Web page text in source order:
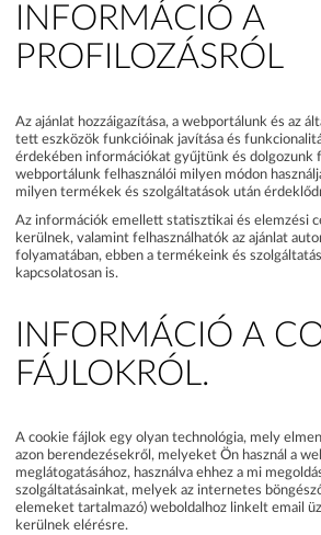
INFORMÁCIÓ A
PROFILOZÁSRÓL
Az ajánlat hozzáigazítása, a webportálunk és az
tett eszközök funkcióinak javítása és
érdekében információkat gyűjtünk és dolgozunk
webportálunk felhasználói milyen módon
milyen termékek és szolgáltatások után
Az információk emellett statisztikai és elemzési
kerülnek, valamint felhasználhatók az ajánlat
folyamatában, ebben a termékeink és
kapcsolatosan is.
INFORMÁCIÓ A
FÁJLOKRÓL.
A cookie fájlok egy olyan technológia, mely
azon berendezésekről, melyeket Ön használ a
meglátogatásához, használva ehhez a mi
szolgáltatásainkat, melyek az internetes
elemeket tartalmazó) weboldalhoz linkelt email
kerülnek elérésre.